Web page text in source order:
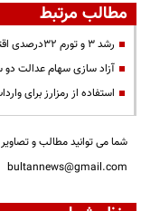
مطالب مرتبط
رشد ۳ و تورم ۳۲درصدی اقتصاد ایران در سال جاری
آزاد سازی سهام عدالت دو
استفاده از رمزارز برای
شما می توانید مطالب و
bultannews@gmail.com